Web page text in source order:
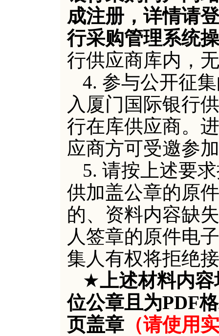
成注册，详情请
行采购管理系统
行供应商库内，
4. 参与公开征
入厦门国际银行
行在库供应商。
应商方可受邀参
5. 请按上述要
供加盖公章的原
的、资料内容缺
人签章的原件电
集人有权将拒绝
★上述材料内容
位公章且为PDF
页盖章 （请使用